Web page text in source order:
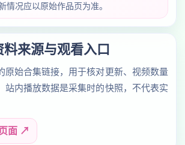
情况应以原始作品页为准。
料来源与观看入口
原始合集链接，用于核对更新、视频数量
站内播放数据是采集时的快照，不代表实
面 ↗